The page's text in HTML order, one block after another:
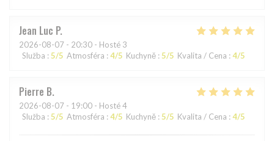
Jean Luc P
2026-08-07 - 20:30 - Hosté 3
Služba : 5/5 Atmosféra : 4/5 Kuchyně : 5/5 Kvalita / Cena : 4/5
Pierre B
2026-08-07 - 19:00 - Hosté 4
Služba : 5/5 Atmosféra : 4/5 Kuchyně : 5/5 Kvalita / Cena : 4/5